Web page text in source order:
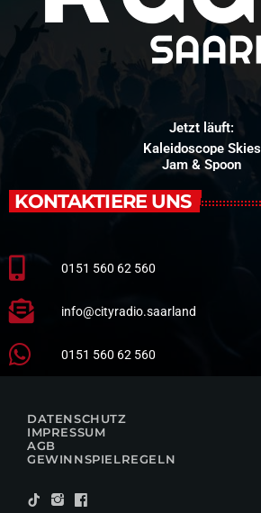
Jetzt läuft:
Kaleidoscope Skies
Jam & Spoon
KONTAKTIERE UNS
0151 560 62 560
info@cityradio.saarland
0151 560 62 560
DATENSCHUTZ
IMPRESSUM
AGB
GEWINNSPIELREGELN